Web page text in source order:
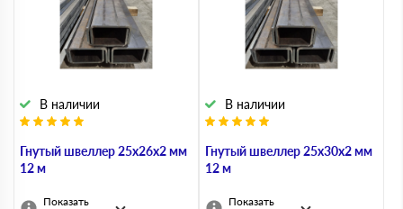
Швеллер 18 Швеллер 20
Швеллер 22 Швеллер 24
Гнутый швеллер 25х26х2 мм
12 м
В наличии
Показать
Гнутый швеллер 25х30х2 мм
12 м
В наличии
Показать